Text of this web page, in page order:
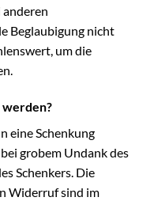
Beglaubigung nicht
um die
eine Schenkung
grobem Undank des
Schenkers. Die
Widerruf sind im